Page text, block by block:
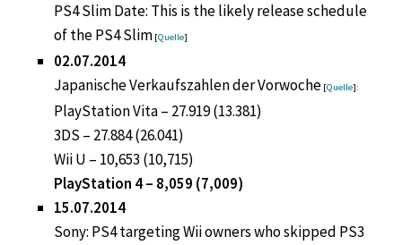
PS4 Slim Date: This is the likely release schedule
of the PS4 Slim [Quelle]
02.07.2014
Japanische Verkaufszahlen der Vorwoche [Quelle]:
PlayStation Vita – 27.919 (13.381)
3DS – 27.884 (26.041)
Wii U – 10,653 (10,715)
PlayStation 4 – 8,059 (7,009)
15.07.2014
Sony: PS4 targeting Wii owners who skipped PS3